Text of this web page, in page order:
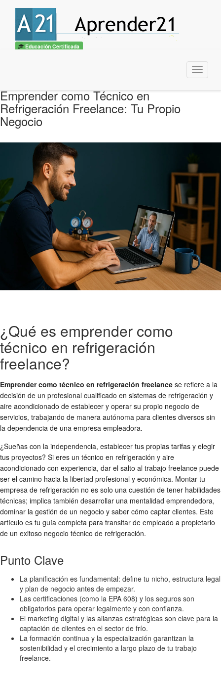
Educación Certificada
Menu
Emprender como Técnico en
Refrigeración Freelance: Tu Propio
Negocio
¿Qué es emprender como
técnico en refrigeración
freelance?
Emprender como técnico en refrigeración freelance se refiere a la
decisión de un profesional cualificado en sistemas de refrigeración y
aire acondicionado de establecer y operar su propio negocio de
servicios, trabajando de manera autónoma para clientes diversos sin
la dependencia de una empresa empleadora.
¿Sueñas con la independencia, establecer tus propias tarifas y elegir
tus proyectos? Si eres un técnico en refrigeración y aire
acondicionado con experiencia, dar el salto al trabajo freelance puede
ser el camino hacia la libertad profesional y económica. Montar tu
empresa de refrigeración no es solo una cuestión de tener habilidades
técnicas; implica también desarrollar una mentalidad emprendedora,
dominar la gestión de un negocio y saber cómo captar clientes. Este
artículo es tu guía completa para transitar de empleado a propietario
de un exitoso negocio técnico de refrigeración.
Punto Clave
La planificación es fundamental: define tu nicho, estructura legal
y plan de negocio antes de empezar.
Las certificaciones (como la EPA 608) y los seguros son
obligatorios para operar legalmente y con confianza.
El marketing digital y las alianzas estratégicas son clave para la
captación de clientes en el sector de frío.
La formación continua y la especialización garantizan la
sostenibilidad y el crecimiento a largo plazo de tu trabajo
freelance.